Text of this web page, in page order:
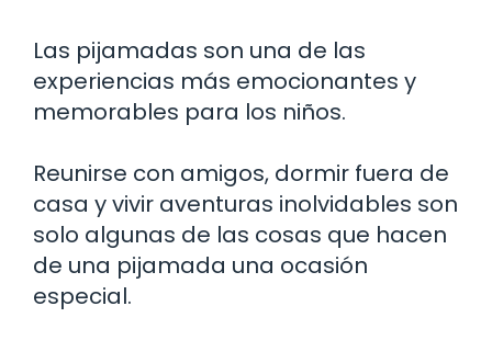
Las pijamadas son una de las
experiencias más emocionantes y
memorables para los niños.
Reunirse con amigos, dormir fuera de
casa y vivir aventuras inolvidables son
solo algunas de las cosas que hacen
de una pijamada una ocasión
especial.